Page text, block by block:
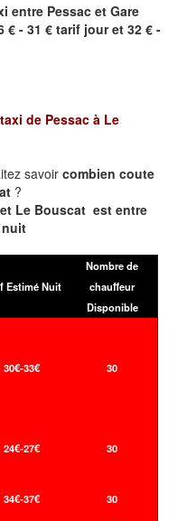
entre Pessac et Gare
€ - 31 € tarif jour et 32 € -
de Pessac à Le
savoir combien coute
?
Le Bouscat est entre
nuit
Estimé Nuit
Nombre de
chauffeur
Disponible
30€-33€ 30
24€-27€ 30
34€-37€ 30